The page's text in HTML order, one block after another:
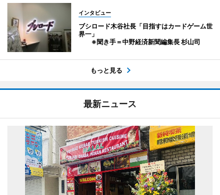
インタビュー
ブシロード木谷社長「目指すはカードゲーム世
界一」
※聞き手＝中野経済新聞編集長 杉山司
もっと見る
最新ニュース